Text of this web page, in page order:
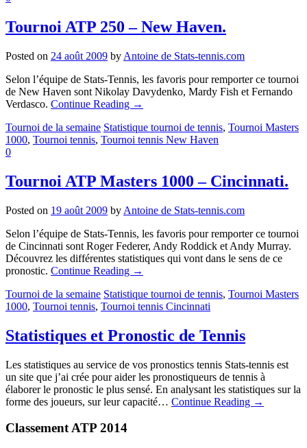
Tournoi ATP 250 – New Haven.
Posted on 24 août 2009 by Antoine de Stats-tennis.com
Selon l’équipe de Stats-Tennis, les favoris pour remporter ce tournoi
de New Haven sont Nikolay Davydenko, Mardy Fish et Fernando
Verdasco. Continue Reading →
Tournoi de la semaine Statistique tournoi de tennis, Tournoi Masters
1000, Tournoi tennis, Tournoi tennis New Haven
0
Tournoi ATP Masters 1000 – Cincinnati.
Posted on 19 août 2009 by Antoine de Stats-tennis.com
Selon l’équipe de Stats-Tennis, les favoris pour remporter ce tournoi
de Cincinnati sont Roger Federer, Andy Roddick et Andy Murray.
Découvrez les différentes statistiques qui vont dans le sens de ce
pronostic. Continue Reading →
Tournoi de la semaine Statistique tournoi de tennis, Tournoi Masters
1000, Tournoi tennis, Tournoi tennis Cincinnati
Statistiques et Pronostic de Tennis
Les statistiques au service de vos pronostics tennis Stats-tennis est
un site que j’ai crée pour aider les pronostiqueurs de tennis à
élaborer le pronostic le plus sensé. En analysant les statistiques sur la
forme des joueurs, sur leur capacité… Continue Reading →
Classement ATP 2014